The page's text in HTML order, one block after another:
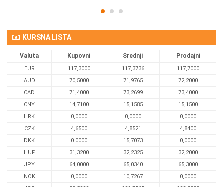
KURSNA LISTA
Valuta Kupovni Srednji Prodajni
EUR 117,3000 117,3736
117,7000
AUD
70,5000 71,9765
72,2000
CAD
71,4000 73,2699
73,4000
CNY
14,7100 15,1585
15,1500
HRK
0,0000 0,0000
0,0000
CZK
4,6500 4,8521
4,8400
DKK
0.0000 15,7073
0,0000
HUF
31,3200 32,2325
32,2000
JPY
64,0000 65,0340
65,3000
NOK
0,0000 10,7267
0,0000